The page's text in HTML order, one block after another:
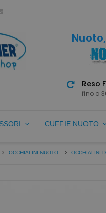
Reso
fino a
CUFFIE NUOTO
OCCHIALINI NUOTO OCCHIALINI